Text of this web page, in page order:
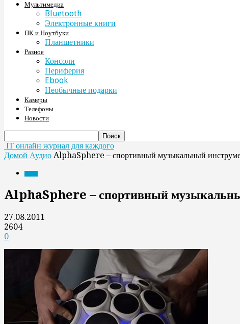
Мультимедиа
Bluetooth
Электронные книги
ПК и Ноутбуки
Планшетники
Разное
Консоли
Периферия
Ebook
Необычные подарки
Камеры
Телефоны
Новости
IT онлайн журнал для каждого
Домой Аудио AlphaSphere – спортивный музыкальный
AlphaSphere – спортивный
27.08.2011
2604
0